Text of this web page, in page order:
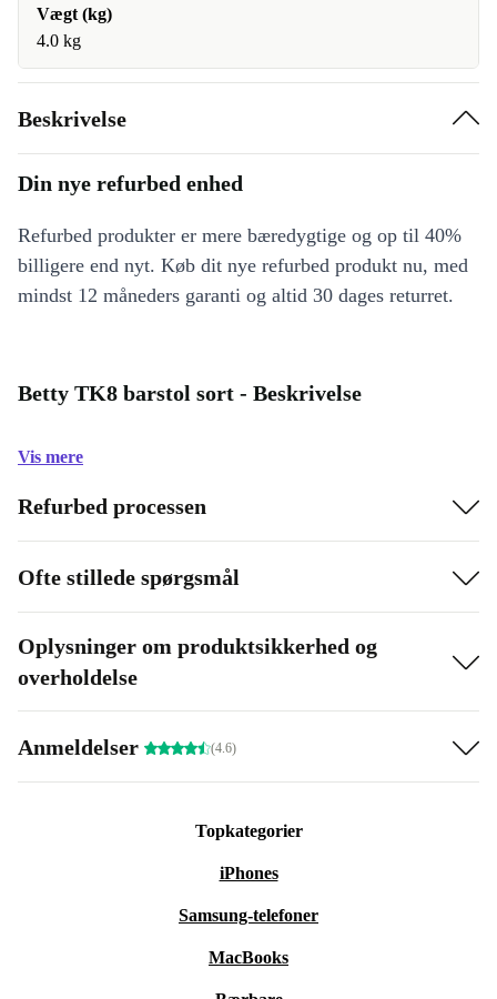
Vægt (kg)
4.0 kg
Beskrivelse
Din nye refurbed enhed
Refurbed produkter er mere bæredygtige og op til 40%
billigere end nyt. Køb dit nye refurbed produkt nu, med
mindst 12 måneders garanti og altid 30 dages returret.
Betty TK8 barstol sort - Beskrivelse
Vis mere
Refurbed processen
Ofte stillede spørgsmål
Oplysninger om produktsikkerhed og
overholdelse
Anmeldelser (4.6)
Topkategorier
iPhones
Samsung-telefoner
MacBooks